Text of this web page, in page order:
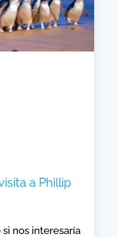
a Phillip
nos interesaría